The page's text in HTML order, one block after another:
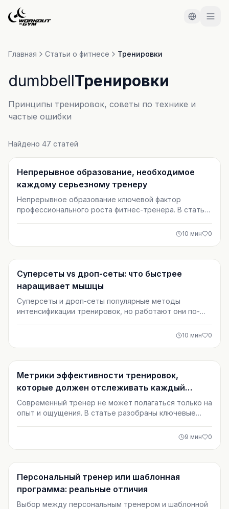
Перейти к основному содержимому
Главная Статьи о фитнесе Тренировки
dumbbellТренировки
Принципы тренировок, советы по технике и
частые ошибки
Найдено 47 статей
Тренировки
Непрерывное образование, необходимое
каждому серьезному тренеру
Непрерывное образование ключевой фактор
профессионального роста фитнес-тренера. В статье
недостаточно, какие знания действительно важны и
10 мин 0
Тренировки
Суперсеты vs дроп-сеты: что быстрее
наращивает мышцы
Суперсеты и дроп-сеты популярные методы
интенсификации тренировок, но работают они по-
быстрее приводит к росту мышц, что говорит наука
помогут выбрать стратегию под ваши цели и стаж.
10 мин 0
Тренировки
Метрики эффективности тренировок,
которые должен отслеживать каждый
тренер
Современный тренер не может полагаться только на
опыт и ощущения. В статье разобраны ключевые
тела, выносливость, нагрузка и восстановление. Вы
улучшения результатов.
9 мин 0
Тренировки
Персональный тренер или шаблонная
программа: реальные отличия
Выбор между персональным тренером и шаблонной